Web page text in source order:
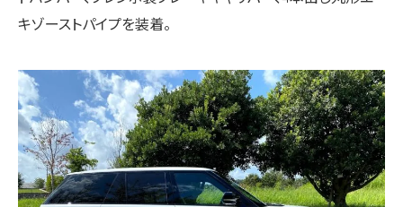
キゾーストパイプを装着。